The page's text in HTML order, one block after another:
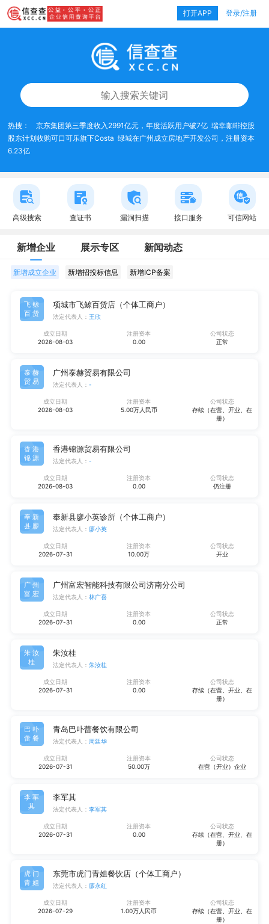
打开APP 登录/注册
热搜： 京东集团第三季度收入2991亿元，年度活跃用户破7亿 瑞幸咖啡控股
股东计划收购可口可乐旗下Costa 绿城在广州成立房地产开发公司，注册资本
6.23亿
高级搜索 查证书 漏洞扫描 接口服务 可信网站
新增企业 展示专区 新闻动态
新增成立企业 新增招投标信息 新增ICP备案
飞鲸
百货
项城市飞鲸百货店（个体工商户）
法定代表人： 王欣
成立日期
2026-08-03
注册资本
0.00
公司状态
正常
泰赫
贸易
广州泰赫贸易有限公司
法定代表人： -
成立日期
2026-08-03
注册资本
5.00万人民币
公司状态
存续（在营、开业、在
册）
香港
锦源
香港锦源贸易有限公司
法定代表人： -
成立日期
2026-08-03
注册资本
0.00
公司状态
仍注册
奉新
县廖
奉新县廖小英诊所（个体工商户）
法定代表人： 廖小英
成立日期
2026-07-31
注册资本
10.00万
公司状态
开业
广州
富宏
广州富宏智能科技有限公司济南分公司
法定代表人： 林广喜
成立日期
2026-07-31
注册资本
0.00
公司状态
正常
朱汝
桂
朱汝桂
法定代表人： 朱汝桂
成立日期
2026-07-31
注册资本
0.00
公司状态
存续（在营、开业、在
册）
巴卟
蕾餐
青岛巴卟蕾餐饮有限公司
法定代表人： 周廷华
成立日期
2026-07-31
注册资本
50.00万
公司状态
在营（开业）企业
李军
其
李军其
法定代表人： 李军其
成立日期
2026-07-31
注册资本
0.00
公司状态
存续（在营、开业、在
册）
虎门
青姐
东莞市虎门青姐餐饮店（个体工商户）
法定代表人： 廖永红
成立日期
2026-07-29
注册资本
1.00万人民币
公司状态
存续（在营、开业、在
册）